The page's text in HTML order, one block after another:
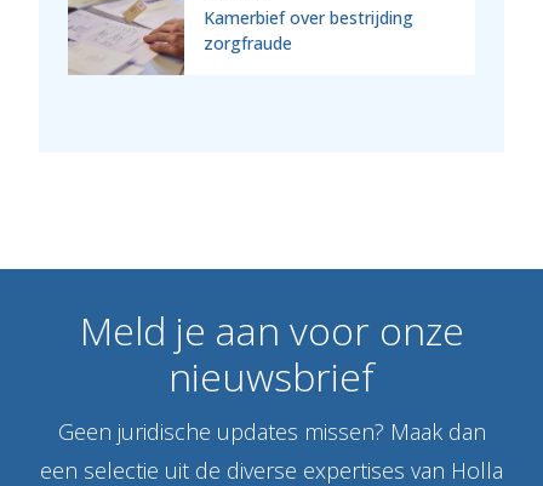
Kamerbief over bestrijding
zorgfraude
Meld je aan voor onze
nieuwsbrief
Geen juridische updates missen? Maak dan
een selectie uit de diverse expertises van Holla